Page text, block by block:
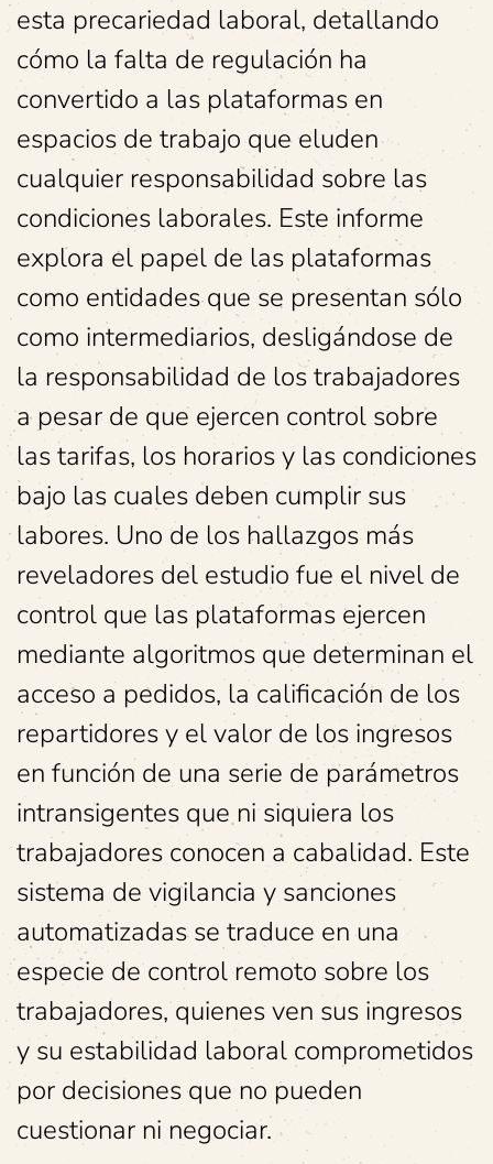
esta precariedad laboral, detallando
cómo la falta de regulación ha
convertido a las plataformas en
espacios de trabajo que eluden
cualquier responsabilidad sobre las
condiciones laborales. Este informe
explora el papel de las plataformas
como entidades que se presentan sólo
como intermediarios, desligándose de
la responsabilidad de los trabajadores
a pesar de que ejercen control sobre
las tarifas, los horarios y las condiciones
bajo las cuales deben cumplir sus
labores. Uno de los hallazgos más
reveladores del estudio fue el nivel de
control que las plataformas ejercen
mediante algoritmos que determinan el
acceso a pedidos, la calificación de los
repartidores y el valor de los ingresos
en función de una serie de parámetros
intransigentes que ni siquiera los
trabajadores conocen a cabalidad. Este
sistema de vigilancia y sanciones
automatizadas se traduce en una
especie de control remoto sobre los
trabajadores, quienes ven sus ingresos
y su estabilidad laboral comprometidos
por decisiones que no pueden
cuestionar ni negociar.